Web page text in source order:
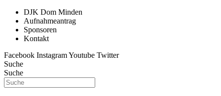
DJK Dom Minden
Aufnahmeantrag
Sponsoren
Kontakt
Facebook InstagramYoutube Twitter
Suche
Suche